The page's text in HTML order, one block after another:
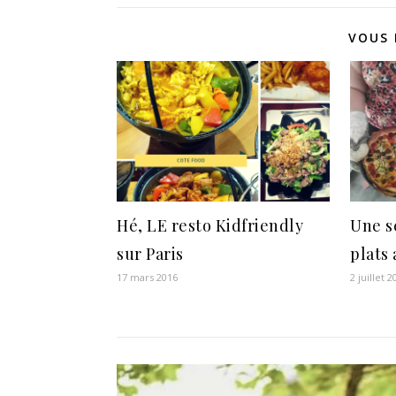
VOUS
Hé, LE resto Kidfriendly
sur Paris
17 mars 2016
Une
plats
2 juillet